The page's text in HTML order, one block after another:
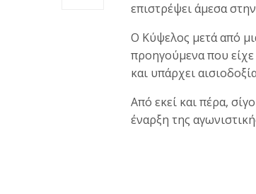
επιστρέψει άμεσα
Ο Κύψελος μετά από
προηγούμενα που είχε
και υπάρχει
Από εκεί και πέρα,
έναρξη της